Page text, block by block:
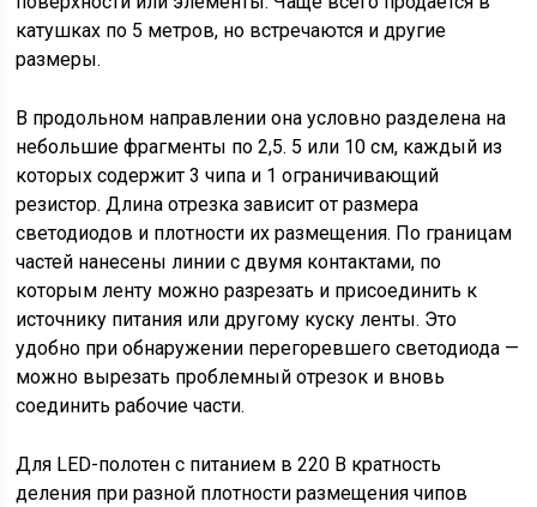
катушках по 5 метров, но встречаются и другие
размеры.
В продольном направлении она условно разделена на
небольшие фрагменты по 2,5. 5 или 10 см, каждый из
которых содержит 3 чипа и 1 ограничивающий
резистор. Длина отрезка зависит от размера
светодиодов и плотности их размещения. По границам
частей нанесены линии с двумя контактами, по
которым ленту можно разрезать и присоединить к
источнику питания или другому куску ленты. Это
удобно при обнаружении перегоревшего светодиода —
можно вырезать проблемный отрезок и вновь
соединить рабочие части.
Для LED-полотен с питанием в 220 В кратность
деления при разной плотности размещения чипов